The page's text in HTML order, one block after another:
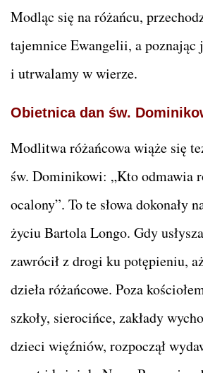
Modląc się na różańcu,
tajemnice Ewangelii, a poznając
i utrwalamy w wierze.
Obietnica dan św.
Modlitwa różańcowa wiąże się
św. Dominikowi: „Kto odmawia
ocalony”. To te słowa dokonały
życiu Bartola Longo. Gdy
zawrócił z drogi ku potępieniu,
dzieła różańcowe. Poza
szkoły, sierocińce, zakłady
dzieci więźniów, rozpoczął